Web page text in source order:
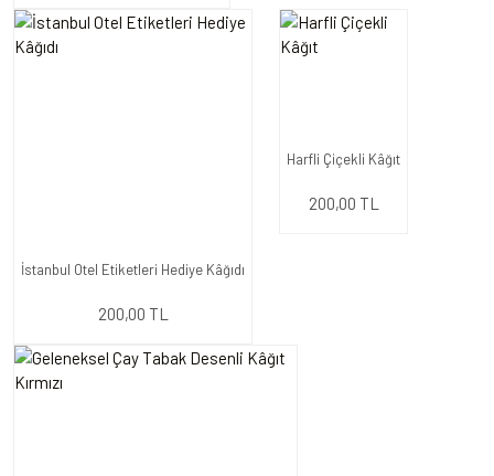
İstanbul Otel Etiketleri Hediye Kâğıdı
200,00 TL
Harfli Çiçekli Kâğıt
200,00 TL